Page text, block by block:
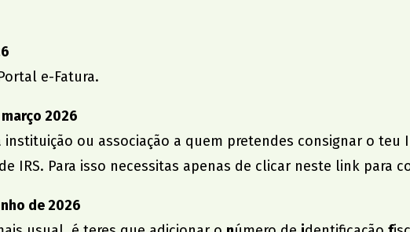
e-Fatura.
2026
instituição ou associação a quem pretendes consignar o teu
IRS. Para isso necessitas apenas de clicar neste link para
de 2026